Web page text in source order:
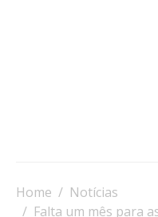
Home
Notícias
Falta um mês para as